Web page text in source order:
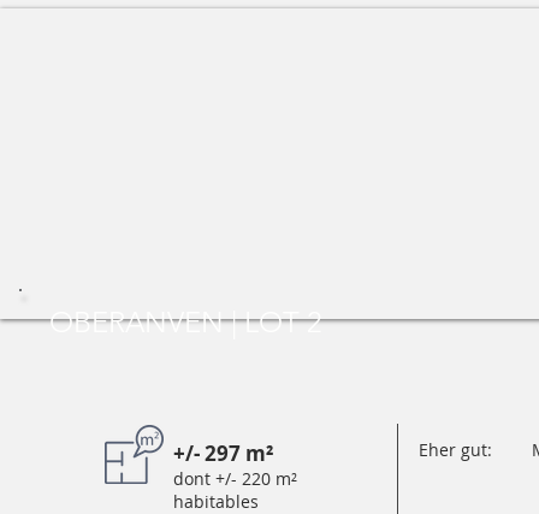
OBERANVEN | LOT 2
+/- 297 m²
dont +/- 220 m²
habitables
Eher gut: